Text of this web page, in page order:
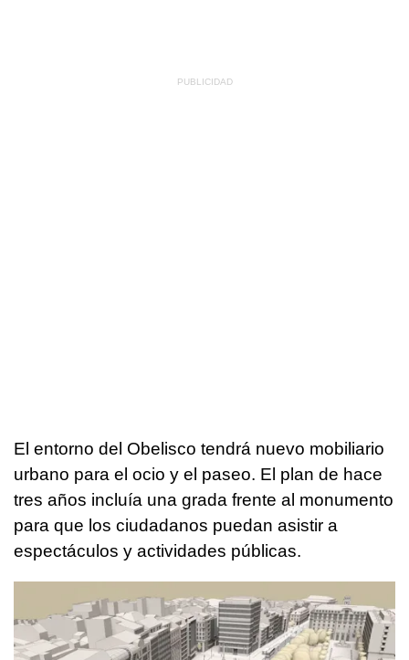
El entorno del Obelisco tendrá nuevo mobiliario
urbano para el ocio y el paseo. El plan de hace
tres años incluía una grada frente al monumento
para que los ciudadanos puedan asistir a
espectáculos y actividades públicas.